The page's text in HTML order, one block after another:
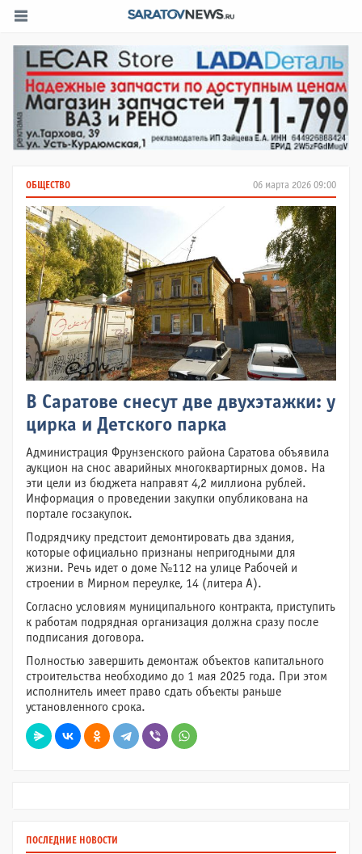
06 марта 2026 09:00
ОБЩЕСТВО
В Саратове снесут две двухэтажки: у
цирка и Детского парка
Администрация Фрунзенского района Саратова объявила
аукцион на снос аварийных многоквартирных домов. На
эти цели из бюджета направят 4,2 миллиона рублей.
Информация о проведении закупки опубликована на
портале госзакупок.
Подрядчику предстоит демонтировать два здания,
которые официально признаны непригодными для
жизни. Речь идет о доме №112 на улице Рабочей и
строении в Мирном переулке, 14 (литера А).
Согласно условиям муниципального контракта, приступить
к работам подрядная организация должна сразу после
подписания договора.
Полностью завершить демонтаж объектов капитального
строительства необходимо до 1 мая 2025 года. При этом
исполнитель имеет право сдать объекты раньше
установленного срока.
ПОСЛЕДНИЕ НОВОСТИ